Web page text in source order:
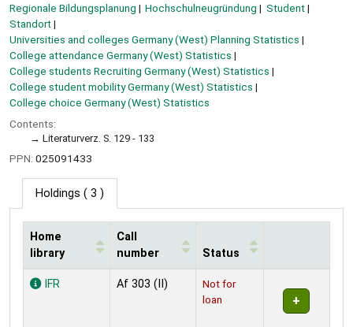
Regionale Bildungsplanung
Hochschulneugründung
Student
Standort
Universities and colleges Germany (West) Planning Statistics
College attendance Germany (West) Statistics
College students Recruiting Germany (West) Statistics
College student mobility Germany (West) Statistics
College choice Germany (West) Statistics
Contents:
Literaturverz. S. 129 - 133
PPN: 025091433
Holdings ( 3 )
Holdings
Home
library
Call
number
Status
IFR Af 303 (II)
Not for
loan